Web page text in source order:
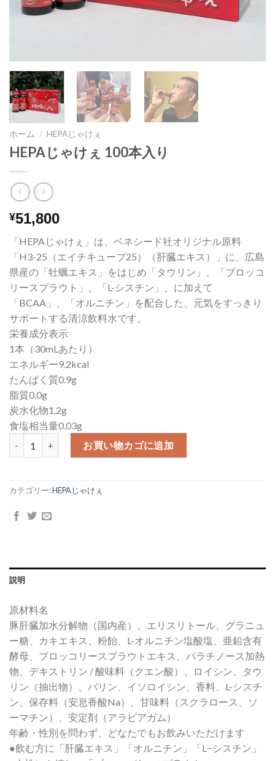
ホーム / HEPAじゃけぇ
HEPAじゃけぇ 100本入り
¥51,800
「HEPAじゃけぇ」は、ベネシード社オリジナル原料
「H3-25（エイチキューブ25）（肝臓エキス）」に、広島
県産の「牡蠣エキス」をはじめ「タウリン」、「ブロッコ
リースプラウト」、「L-シスチン」、に加えて
「BCAA」、「オルニチン」を配合した、元気をすっきり
サポートする清涼飲料水です。
栄養成分表示
1本（30mLあたり）
エネルギー9.2kcal
たんぱく質0.9g
脂質0.0g
炭水化物1.2g
食塩相当量0.03g
HEPAじゃけぇ 100本入り個お買い物カゴに追加
カテゴリー:HEPAじゃけぇ
説明
原材料名
豚肝臓加水分解物（国内産）、エリスリトール、グラニュ
ー糖、カキエキス、粉飴、L-オルニチン塩酸塩、亜鉛含有
酵母、ブロッコリースプラウトエキス、パラチノース加熱
物、デキストリン / 酸味料（クエン酸）、ロイシン、タウ
リン（抽出物）、バリン、イソロイシン、香料、L-シスチ
ン、保存料（安息香酸Na）、甘味料（スクラロース、ソ
ーマチン）、安定剤（アラビアガム）
年齢・性別を問わず、どなたでもお飲みいただけます
●飲む方に「肝臓エキス」「オルニチン」「L−シスチン」